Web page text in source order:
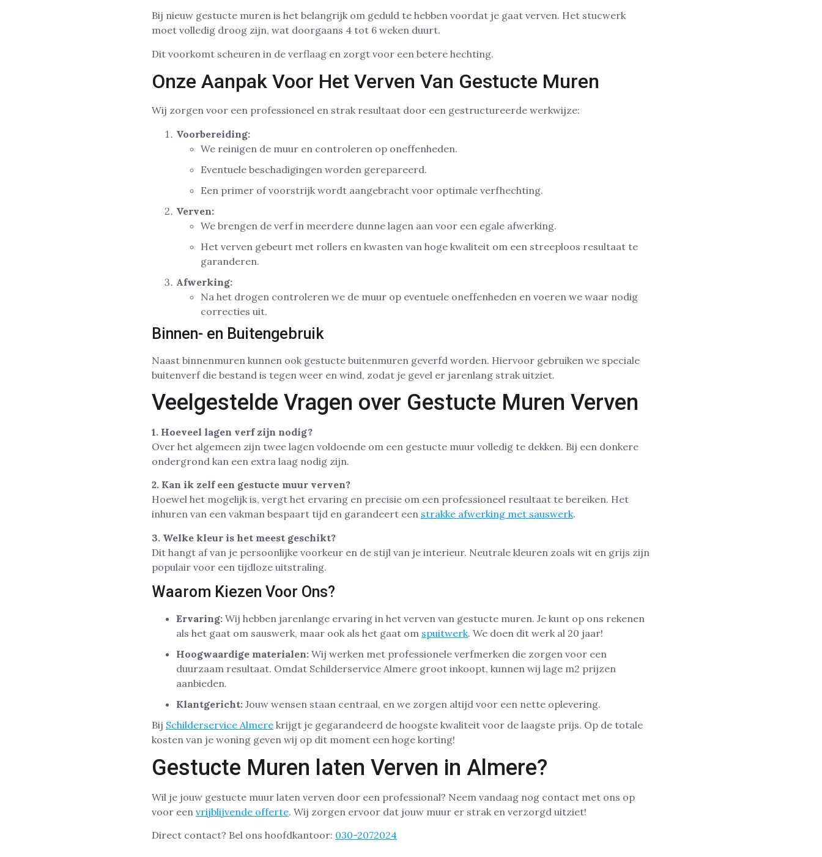
Bij nieuw gestucte muren is het belangrijk om geduld te hebben voordat je gaat verven. Het stucwerk
moet volledig droog zijn, wat doorgaans 4 tot 6 weken duurt.
Dit voorkomt scheuren in de verflaag en zorgt voor een betere hechting.
Onze Aanpak Voor Het Verven Van Gestucte Muren
Wij zorgen voor een professioneel en strak resultaat door een gestructureerde werkwijze:
Voorbereiding:
We reinigen de muur en controleren op oneffenheden.
Eventuele beschadigingen worden gerepareerd.
Een primer of voorstrijk wordt aangebracht voor optimale verfhechting.
Verven:
We brengen de verf in meerdere dunne lagen aan voor een egale afwerking.
Het verven gebeurt met rollers en kwasten van hoge kwaliteit om een streeploos resultaat te
garanderen.
Afwerking:
Na het drogen controleren we de muur op eventuele oneffenheden en voeren we waar nodig
correcties uit.
Binnen- en Buitengebruik
Naast binnenmuren kunnen ook gestucte buitenmuren geverfd worden. Hiervoor gebruiken we speciale
buitenverf die bestand is tegen weer en wind, zodat je gevel er jarenlang strak uitziet.
Veelgestelde Vragen over Gestucte Muren Verven
1. Hoeveel lagen verf zijn nodig?
Over het algemeen zijn twee lagen voldoende om een gestucte muur volledig te dekken. Bij een donkere
ondergrond kan een extra laag nodig zijn.
2. Kan ik zelf een gestucte muur verven?
Hoewel het mogelijk is, vergt het ervaring en precisie om een professioneel resultaat te bereiken. Het
inhuren van een vakman bespaart tijd en garandeert een strakke afwerking met sauswerk.
3. Welke kleur is het meest geschikt?
Dit hangt af van je persoonlijke voorkeur en de stijl van je interieur. Neutrale kleuren zoals wit en grijs zijn
populair voor een tijdloze uitstraling.
Waarom Kiezen Voor Ons?
Ervaring: Wij hebben jarenlange ervaring in het verven van gestucte muren. Je kunt op ons rekenen
als het gaat om sauswerk, maar ook als het gaat om spuitwerk. We doen dit werk al 20 jaar!
Hoogwaardige materialen: Wij werken met professionele verfmerken die zorgen voor een
duurzaam resultaat. Omdat Schilderservice Almere groot inkoopt, kunnen wij lage m2 prijzen
aanbieden.
Klantgericht: Jouw wensen staan centraal, en we zorgen altijd voor een nette oplevering.
Bij Schilderservice Almere krijgt je gegarandeerd de hoogste kwaliteit voor de laagste prijs. Op de totale
kosten van je woning geven wij op dit moment een hoge korting!
Gestucte Muren laten Verven in Almere?
Wil je jouw gestucte muur laten verven door een professional? Neem vandaag nog contact met ons op
voor een vrijblijvende offerte. Wij zorgen ervoor dat jouw muur er strak en verzorgd uitziet!
Direct contact? Bel ons hoofdkantoor: 030-2072024